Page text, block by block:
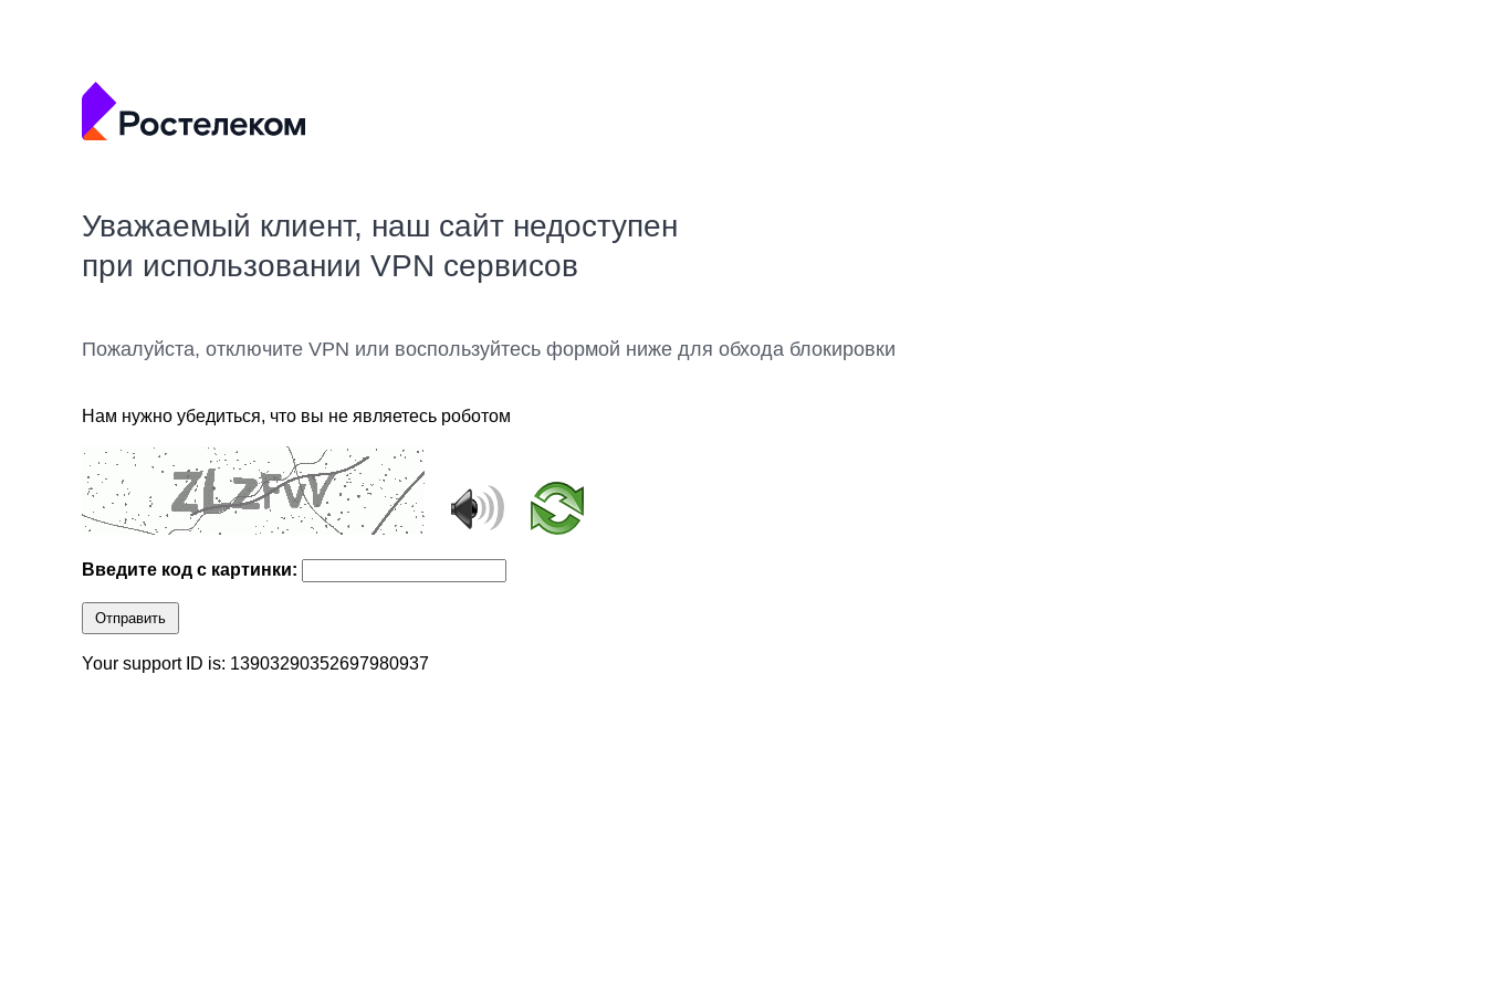
Уважаемый клиент, наш сайт недоступен
при использовании VPN сервисов
Пожалуйста, отключите VPN или воспользуйтесь формой ниже для обхода блокировки
Нам нужно убедиться, что вы не являетесь роботом
Введите код с картинки:
Отправить
Your support ID is: 13903290352697980937